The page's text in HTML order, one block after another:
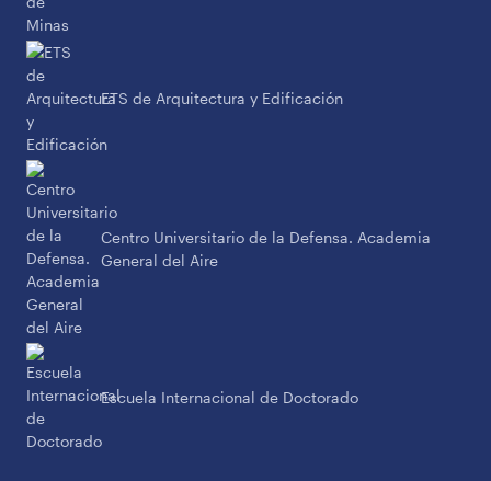
ETS de Arquitectura y Edificación
Centro Universitario de la Defensa. Academia
General del Aire
Escuela Internacional de Doctorado